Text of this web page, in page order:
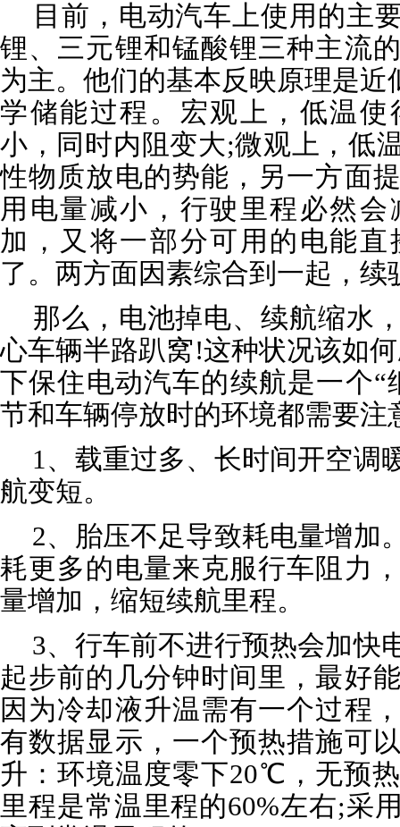
目前，电动汽车上使用的主
锂、三元锂和锰酸锂三种主流
为主。他们的基本反映原理是
学储能过程。宏观上，低温
小，同时内阻变大;微观上，低
性物质放电的势能，另一方面
用电量减小，行驶里程必然
加，又将一部分可用的电能
了。两方面因素综合到一起，
那么，电池掉电、续航缩水
心车辆半路趴窝!这种状况该如
下保住电动汽车的续航是一个“
节和车辆停放时的环境都需要注
1、载重过多、长时间开空调
航变短。
2、胎压不足导致耗电量增加
耗更多的电量来克服行车阻力
量增加，缩短续航里程。
3、行车前不进行预热会加快
起步前的几分钟时间里，最好
因为冷却液升温需有一个过程
有数据显示，一个预热措施可
升：环境温度零下20℃，无预
里程是常温里程的60%左右;采